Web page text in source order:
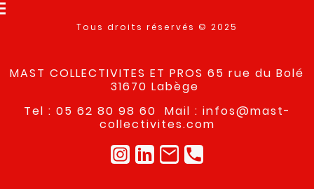
Tous droits réservés © 2025
MAST COLLECTIVITES ET PROS 65 rue du Bolé
31670 Labège
Tel : 05 62 80 98 60 Mail : infos@mast-
collectivites.com